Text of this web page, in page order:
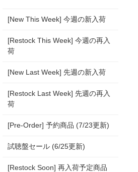
[New This Week] 今週の新入荷
[Restock This Week] 今週の再入
荷
[New Last Week] 先週の新入荷
[Restock Last Week] 先週の再入
荷
[Pre-Order] 予約商品 (7/23更新)
試聴盤セール (6/25更新)
[Restock Soon] 再入荷予定商品